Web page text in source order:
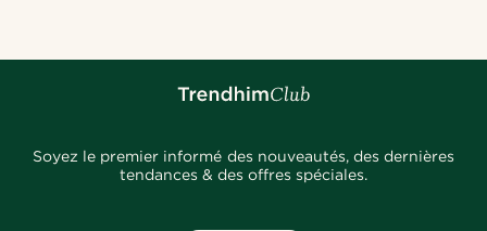
Soyez le premier informé des nouveautés, des dernières
tendances & des offres spéciales.